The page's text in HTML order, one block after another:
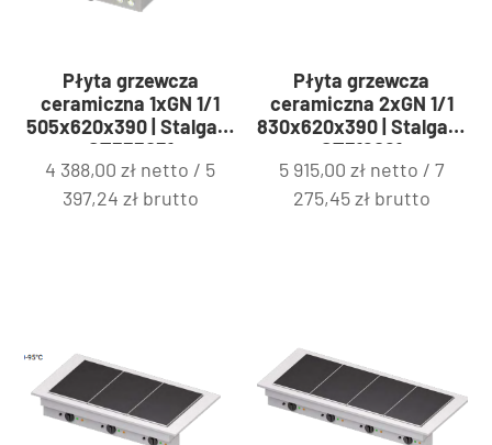
Płyta grzewcza
ceramiczna 1xGN 1/1
505x620x390 | Stalgast
ST333051
4 388,00zł netto / 5
397,24 złbrutto
Płyta grzewcza
ceramiczna 2xGN 1/1
830x620x390 | Stalgast
ST318081
5 915,00 zł netto / 7
275,45złbrutto